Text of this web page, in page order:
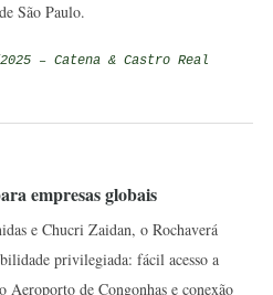
São Paulo.
– Catena & Castro Real
empresas globais
e Chucri Zaidan, o Rochaverá
privilegiada: fácil acesso a
Aeroporto de Congonhas e conexão